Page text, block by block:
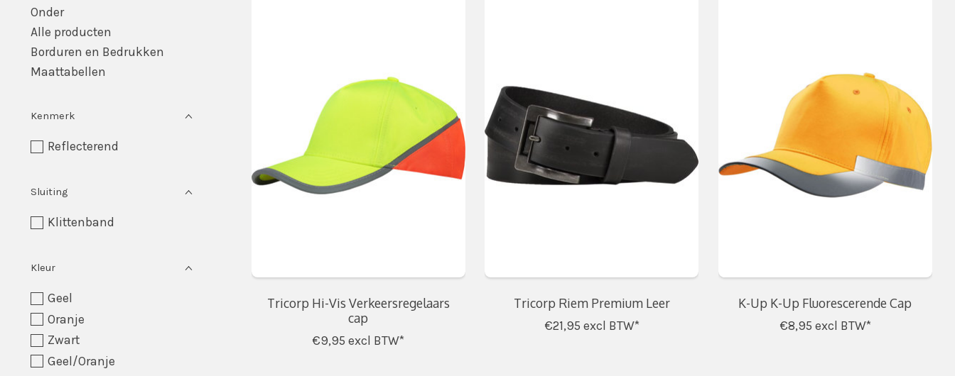
Onder
Alle producten
Borduren en Bedrukken
Maattabellen
Kenmerk
Reflecterend
Sluiting
Klittenband
Kleur
Geel
Oranje
Zwart
Geel/Oranje
Tricorp Hi-Vis Verkeersregelaars
cap
€9,95 excl BTW*
Tricorp Riem Premium Leer
€21,95 excl BTW*
K-Up K-Up Fluorescerende Cap
€8,95 excl BTW*